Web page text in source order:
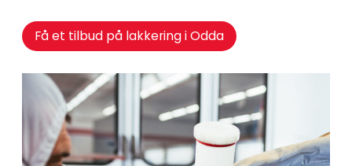
Få et tilbud på lakkering i Odda